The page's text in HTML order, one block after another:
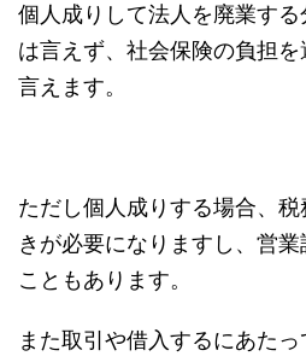
個人成りして法人を廃業す
は言えず、社会保険の負担
言えます。
ただし個人成りする場合、
きが必要になりますし、営
こともあります。
また取引や借入するにあた